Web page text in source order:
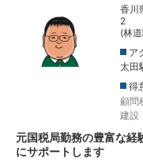
香川
2
(林
ア
太田
得
顧問
建設
元国税局勤務の豊富な経
にサポートします